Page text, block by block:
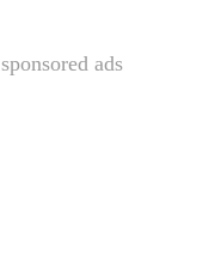
sponsored ads